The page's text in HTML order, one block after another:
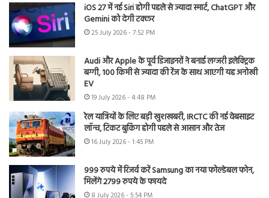
iOS 27 में नई Siri होगी पहले से ज्यादा स्मार्ट, ChatGPT और
Gemini को देगी टक्कर
25 July 2026 - 7:52 PM
Audi और Apple के पूर्व डिजाइनरों ने बनाई लग्जरी इलेक्ट्रिक
बग्गी, 100 किमी से ज्यादा की रेंज के साथ आएगी यह अनोखी
EV
19 July 2026 - 4:48 PM
रेल यात्रियों के लिए बड़ी खुशखबरी, IRCTC की नई वेबसाइट
लॉन्च, टिकट बुकिंग होगी पहले से आसान और तेज
16 July 2026 - 1:45 PM
999 रुपये में रिजर्व करें Samsung का नया फोल्डेबल फोन,
मिलेंगे 2799 रुपये के फायदे
8 July 2026 - 5:54 PM